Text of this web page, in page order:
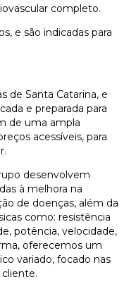
completo.
e são indicadas para
de Santa Catarina, e
e preparada para
de uma ampla
acessíveis, para
desenvolvem
à melhora na
de doenças, além da
como: resistência
potência, velocidade,
oferecemos um
variado, focado nas